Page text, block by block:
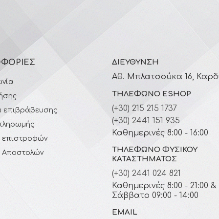
επιβράβευσης
επιστροφών
Αποστολών
ΔΙΕΎΘΥΝΣΗ
Αθ. Μπλατσούκα 16,
ΤΗΛΈΦΩΝΟ ESHOP
(+30) 215 215 1737
(+30) 2441 151 935
Καθημερινές 8:00 - 16:00
ΤΗΛΈΦΩΝΟ ΦΥΣΙΚΟΎ
ΚΑΤΑΣΤΉΜΑΤΟΣ
(+30) 2441 024 821
Καθημερινές 8:00 - 21:00 &
Σάββατο 09:00 - 14:00
EMAIL